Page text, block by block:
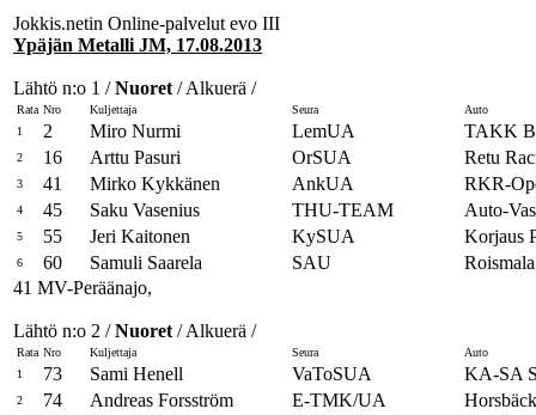
Jokkis.netin Online-palvelut evo III
Ypäjän Metalli JM, 17.08.2013
Lähtö n:o 1 /Nuoret / Alkuerä /
Rata Nro Kuljettaja Seura
Auto
1
2 Miro Nurmi LemUA TAKK
2 16 Arttu Pasuri OrSUA Retu
3 41 Mirko Kykkänen AnkUA RKR-
4 45 Saku Vasenius THU-TEAM Auto-
5 55 Jeri Kaitonen KySUA Korjaus
6 60 Samuli Saarela SAU
41 MV-Peräänajo,
Lähtö n:o 2 /Nuoret / Alkuerä /
Rata Nro Kuljettaja Seura
Auto
1
73 Sami Henell VaToSUA KA-SA
2 74 Andreas Forsström E-TMK/UA